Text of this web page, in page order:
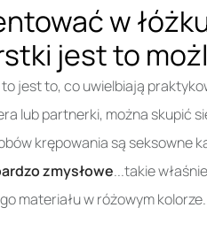
w
jest to
jest to, co uwielbiają
lub partnerki, można skupić
krępowania są seksowne
zmysłowe...takie
materiału w różowym